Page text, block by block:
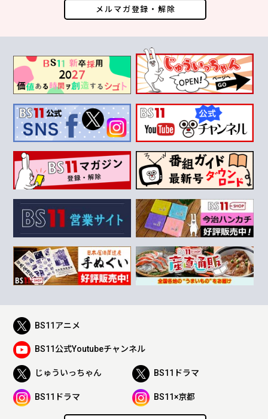
メルマガ登録・解除
BS11アニメ
BS11公式Youtubeチャンネル
じゅういっちゃん BS11ドラマ
BS11ドラマ BS11×京都